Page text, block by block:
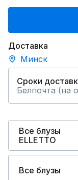
Доставка
Минск
Сроки
Белпочта (на
Все блузы
ELLETTO
Все блузы